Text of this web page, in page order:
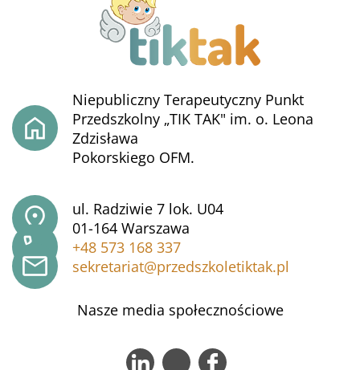
Niepubliczny Terapeutyczny Punkt
Przedszkolny „TIK TAK" im. o. Leona
Zdzisława
Pokorskiego OFM.
ul. Radziwie 7 lok. U04
01-164 Warszawa
+48 573 168 337
sekretariat@przedszkoletiktak.pl
Nasze media społecznościowe